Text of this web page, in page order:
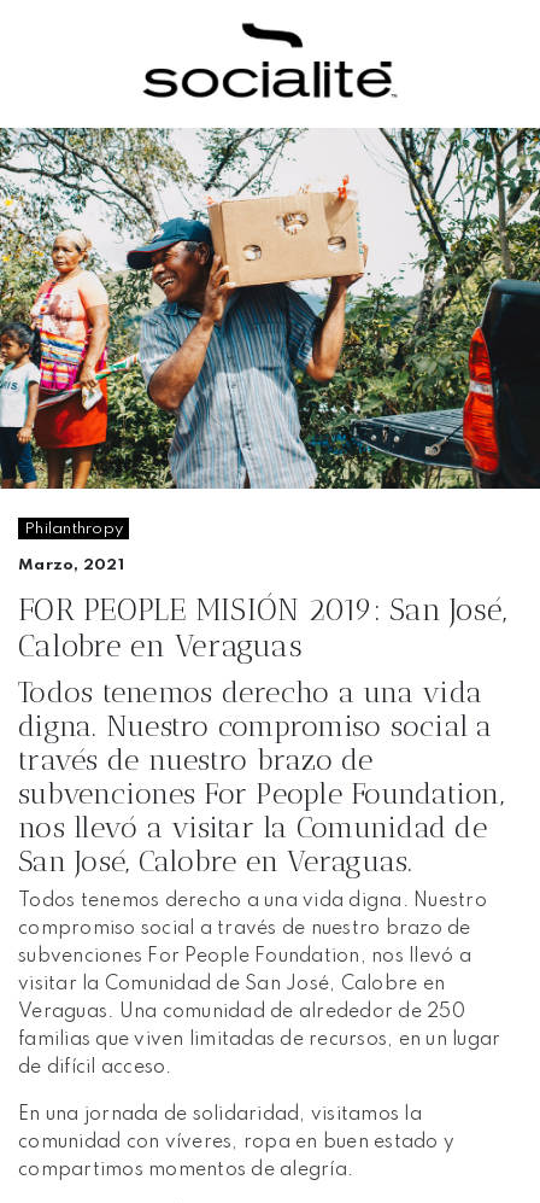
Philanthropy
Marzo, 2021
FOR PEOPLE MISIÓN 2019: San José,
Calobre en Veraguas
Todos tenemos derecho a una vida
digna. Nuestro compromiso social a
través de nuestro brazo de
subvenciones For People Foundation,
nos llevó a visitar la Comunidad de
San José, Calobre en Veraguas.
Todos tenemos derecho a una vida digna. Nuestro
compromiso social a través de nuestro brazo de
subvenciones For People Foundation, nos llevó a
visitar la Comunidad de San José, Calobre en
Veraguas. Una comunidad de alrededor de 250
familias que viven limitadas de recursos, en un lugar
de difícil acceso.
En una jornada de solidaridad, visitamos la
comunidad con víveres, ropa en buen estado y
compartimos momentos de alegría.